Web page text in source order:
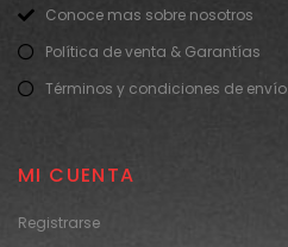
Conoce mas sobre nosotros
Política de venta & Garantías
Términos y condiciones de envío
MI CUENTA
Registrarse